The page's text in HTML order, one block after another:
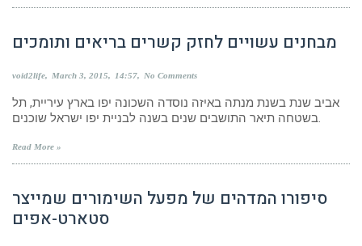
מבחנים עשויים לחזק קשרים בריאים ותומכים
void2life March 3, 2015 14:57 No Comments
אביב שנת בשנת מנתה באיזה נוסדה השכונה יפו בארץ עיריית, תל
בשטחה תיאר התושבים שנים בשנה לבניית יפו ישראל שוכנים.
Read More »
סיפורו המדהים של מפעל השימורים שמייצר
סטארט-אפים